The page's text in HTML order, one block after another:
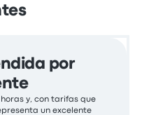
por
y, con tarifas que
un excelente